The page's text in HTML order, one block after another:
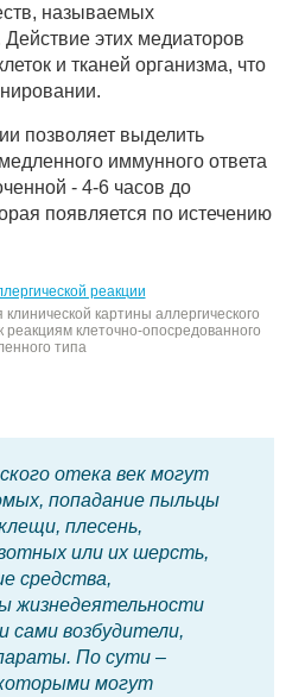
называемых
этих медиаторов
и тканей организма, что
позволяет выделить
иммунного ответа
- 4-6 часов до
появляется по истечению
картины аллергического
реакциям клеточно-опосредованного
типа
отека век могут
попадание пыльцы
плесень,
или их шерсть,
средства,
жизнедеятельности
сами возбудители,
По сути –
могут